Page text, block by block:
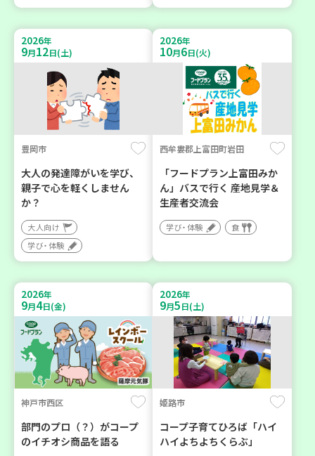
2026年
9月12日(土)
豊岡市
大人の発達障がいを学び、
親子で心を軽くしません
か？
大人向け
学び・体験
2026年
10月6日(火)
西牟婁郡上富田町岩田
「フードプラン上富田みか
ん」バスで行く 産地見学＆
生産者交流会
学び・体験 食
2026年
9月4日(金)
神戸市西区
部門のプロ（？）がコープ
のイチオシ商品を語る
2026年
9月5日(土)
姫路市
コープ子育てひろば「ハイ
ハイよちよちくらぶ」